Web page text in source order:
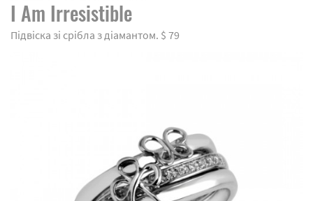
I Am Irresistible
Підвіска зі срібла з діамантом. $ 79